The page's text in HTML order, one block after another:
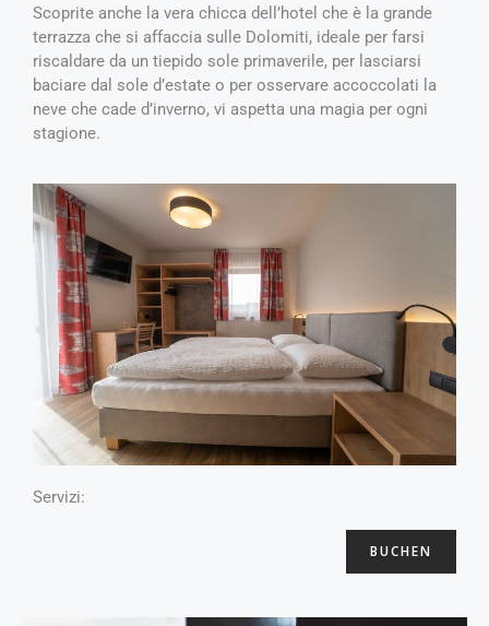
Scoprite anche la vera chicca dell’hotel che è la grande
terrazza che si affaccia sulle Dolomiti, ideale per farsi
riscaldare da un tiepido sole primaverile, per lasciarsi
baciare dal sole d’estate o per osservare accoccolati la
neve che cade d’inverno, vi aspetta una magia per ogni
stagione.
Servizi:
BUCHEN